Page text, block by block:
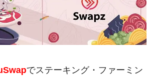
でステーキング・ファーミン